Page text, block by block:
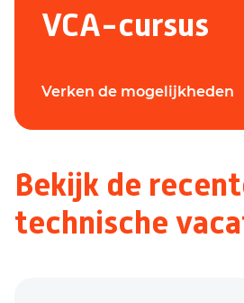
VCA-cursus
Verken de mogelijkheden
Bekijk de
technische